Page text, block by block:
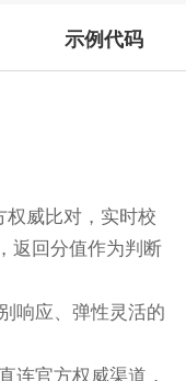
示例代码
权威比对，实时校
返回分值作为判断
响应、弹性灵活的
连官方权威渠道，